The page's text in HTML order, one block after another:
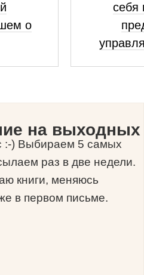
о
себя
на выходных
:-) Выбираем 5 самых
раз в две недели.
книги, меняюсь
в первом письме.